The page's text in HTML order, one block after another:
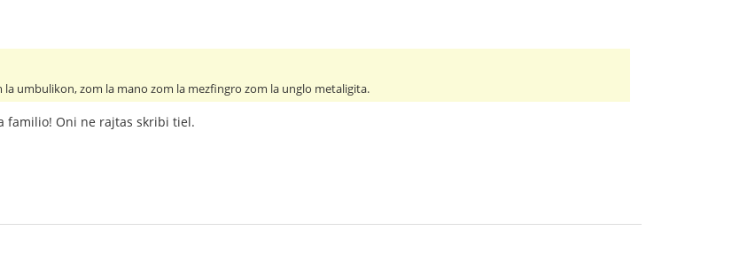
la umbulikon, zom la mano zom la mezfingro zom la unglo metaligita.
familio! Oni ne rajtas skribi tiel.